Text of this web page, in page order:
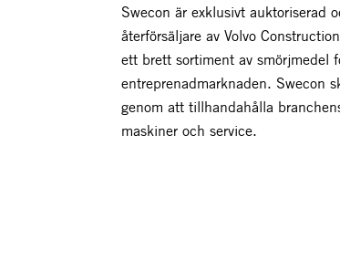
Swecon är exklusivt auktoriserad
återförsäljare av Volvo
ett brett sortiment av smörjmedel
entreprenadmarknaden. Swecon
genom att tillhandahålla
maskiner och service.